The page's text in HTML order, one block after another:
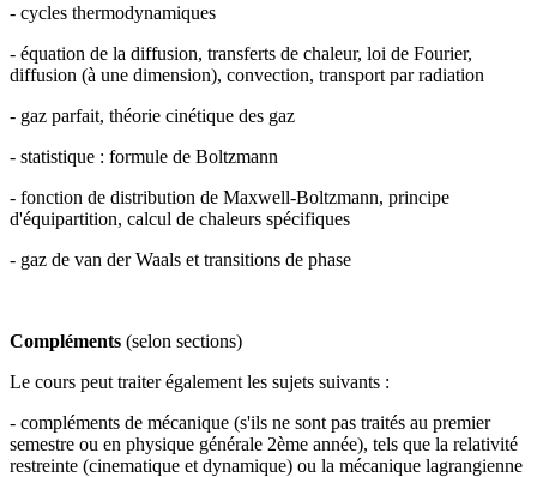
- cycles thermodynamiques
- équation de la diffusion, transferts de chaleur, loi de Fourier,
diffusion (à une dimension), convection, transport par radiation
- gaz parfait, théorie cinétique des gaz
- statistique : formule de Boltzmann
- fonction de distribution de Maxwell-Boltzmann, principe
d'équipartition, calcul de chaleurs spécifiques
- gaz de van der Waals et transitions de phase
Compléments (selon sections)
Le cours peut traiter également les sujets suivants :
- compléments de mécanique (s'ils ne sont pas traités au premier
semestre ou en physique générale 2ème année), tels que la relativité
restreinte (cinematique et dynamique) ou la mécanique lagrangienne